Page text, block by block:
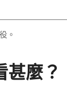
。
麼？